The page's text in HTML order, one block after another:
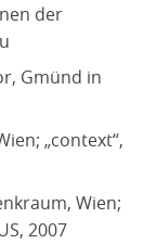
der
Gmünd in
„context“,
Wien;
2007